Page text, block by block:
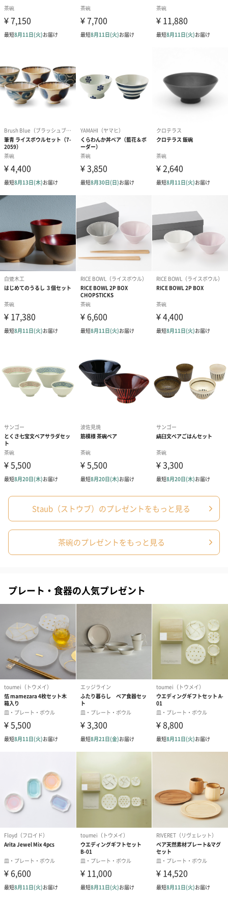
紙袋
お渡し用の紙袋です。
商品に合わせたサイズをお届けします。
あり（280円）
メッセージカード（通常・写真・グリーティング）
誕生日や結婚祝い・出産祝いなど、様々なシーンのメッセージカ
ードを同梱します。
メッセージカードや封筒のデザインは一部変更する場合がありま
写真付きメッセージカ
ード（680円）
写真付きメッセージカ
ード（Thank you）ピ
【誕生日】
Birthday ホワ
包装紙
ラッピングを施してお届けいたします。
ゴールド（390円） ピンク（390円） グリーン（
※カードのデザインは一部変更する場合があります。
結婚祝い（御結婚御
祝）（110円）
出産祝い（御出産御
内祝い_蝶結
結婚祝いちょい足しギフト
ションをご用意いたしました。
商品と同梱してお届けいたします。
ドレス（いちご味)
タキシード（コーラ味)
ンドタオル・
Staub（ストウブ）のプレゼントをもっと見る
茶碗のプレゼントをもっと見る
プレート・食器の人気プレゼント